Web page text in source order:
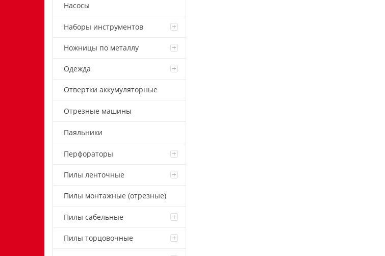
Насосы
Наборы инструментов
Ножницы по металлу
Одежда
Отвертки аккумуляторные
Отрезные машины
Паяльники
Перфораторы
Пилы ленточные
Пилы монтажные (отрезные)
Пилы сабельные
Пилы торцовочные